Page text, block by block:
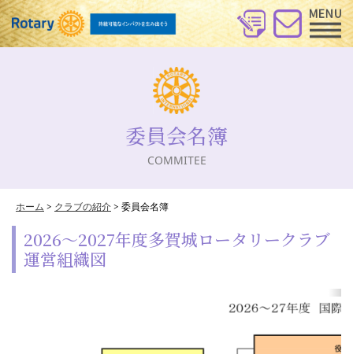
委員会名簿
COMMITEE
ホーム > クラブの紹介> 委員会名簿
2026～2027年度多賀城ロータリークラブ
運営組織図